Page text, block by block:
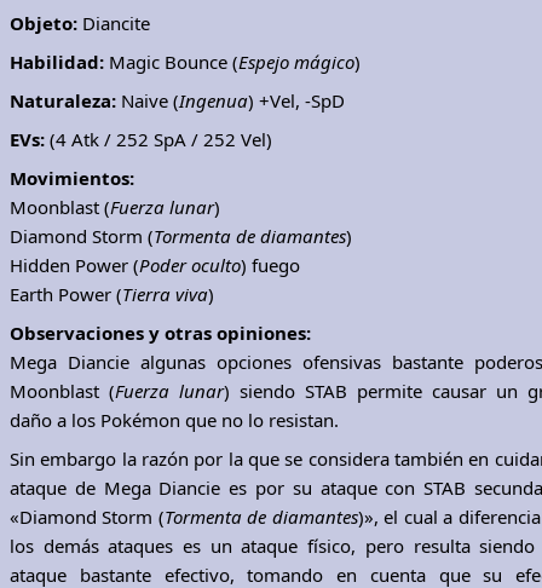
Objeto: Diancite
Habilidad: Magic Bounce (Espejo mágico)
Naturaleza: Naive (Ingenua) +Vel, -SpD
EVs: (4 Atk / 252 SpA / 252 Vel)
Movimientos:
Moonblast (Fuerza lunar)
Diamond Storm (Tormenta de diamantes)
Hidden Power (Poder oculto) fuego
Earth Power (Tierra viva)
Observaciones y otras opiniones:
Mega Diancie algunas opciones ofensivas bastante
Moonblast (Fuerza lunar) siendo STAB permite causar un
daño a los Pokémon que no lo resistan.
Sin embargo la razón por la que se considera también en
ataque de Mega Diancie es por su ataque con STAB
«Diamond Storm (Tormenta de diamantes)», el cual a
los demás ataques es un ataque físico, pero resulta
ataque bastante efectivo, tomando en cuenta que su